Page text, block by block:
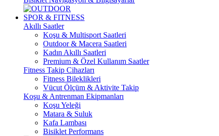
SPOR & FITNESS
Akıllı Saatler
Koşu & Multisport Saatleri
Outdoor & Macera Saatleri
Kadın Akıllı Saatleri
Premium & Özel Kullanım Saatler
Fitness Takip Cihazları
Fitness Bileklikleri
Vücut Ölçüm & Aktivite Takip
Koşu & Antrenman Ekipmanları
Koşu Yeleği
Matara & Suluk
Kafa Lambası
Bisiklet Performans